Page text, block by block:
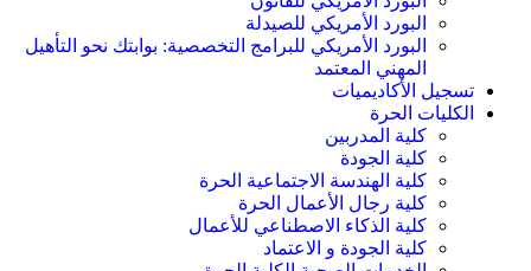
البورد الأمريكي للصيدلة
البورد الأمريكي للبرامج التخصصية: بوابتك نحو التأهيل
المهني المعتمد
تسجيل الأكاديميات
الكليات الحرة
كلية المدربين
كلية الجودة
كلية الهندسة الاجتماعية الحرة
كلية رجال الأعمال الحرة
كلية الذكاء الاصطناعي للأعمال
كلية الجودة و الاعتماد